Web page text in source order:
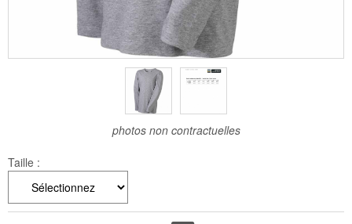
photos non contractuelles
Taille :